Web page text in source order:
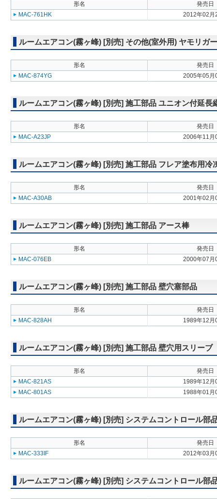
形名
発売日
MAC-761HK
2012年02月
ルームエアコン(霧ヶ峰) [別売] その他(室外用) ヤモリガ
形名
発売日
MAC-874YG
2005年05月
ルームエアコン(霧ヶ峰) [別売] 施工部品 ユニオン付延長
形名
発売日
MAC-A23JP
2006年11月
ルームエアコン(霧ヶ峰) [別売] 施工部品 フレア塗布用冷
形名
発売日
MAC-A30AB
2001年02月
ルームエアコン(霧ヶ峰) [別売] 施工部品 アース棒
形名
発売日
MAC-076EB
2000年07月
ルームエアコン(霧ヶ峰) [別売] 施工部品 壁穴塞部品
形名
発売日
MAC-828AH
1989年12月
ルームエアコン(霧ヶ峰) [別売] 施工部品 壁穴用スリーブ
形名
発売日
MAC-821AS
1989年12月
MAC-801AS
1988年01月
ルームエアコン(霧ヶ峰) [別売] システムコントロール部
形名
発売日
MAC-333IF
2012年03月
ルームエアコン(霧ヶ峰) [別売] システムコントロール部